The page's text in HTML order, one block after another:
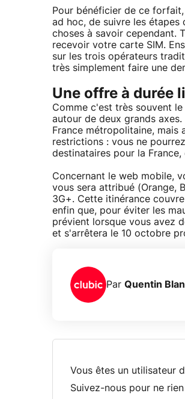
Pour bénéficier de ce
ad hoc, de suivre les
choses à savoir cependant.
recevoir votre carte SIM.
sur les trois opérateurs
très simplement faire une
Une offre à durée
Comme c'est très souvent
autour de deux grands
France métropolitaine, mais
restrictions : vous ne
destinataires pour la
Concernant le web mobile,
vous sera attribué (Orange,
3G+. Cette itinérance
enfin que, pour éviter les
prévient lorsque vous avez
et s'arrêtera le 10 octobre
Par Quentin
Vous êtes un utilisateur
Suivez-nous pour ne